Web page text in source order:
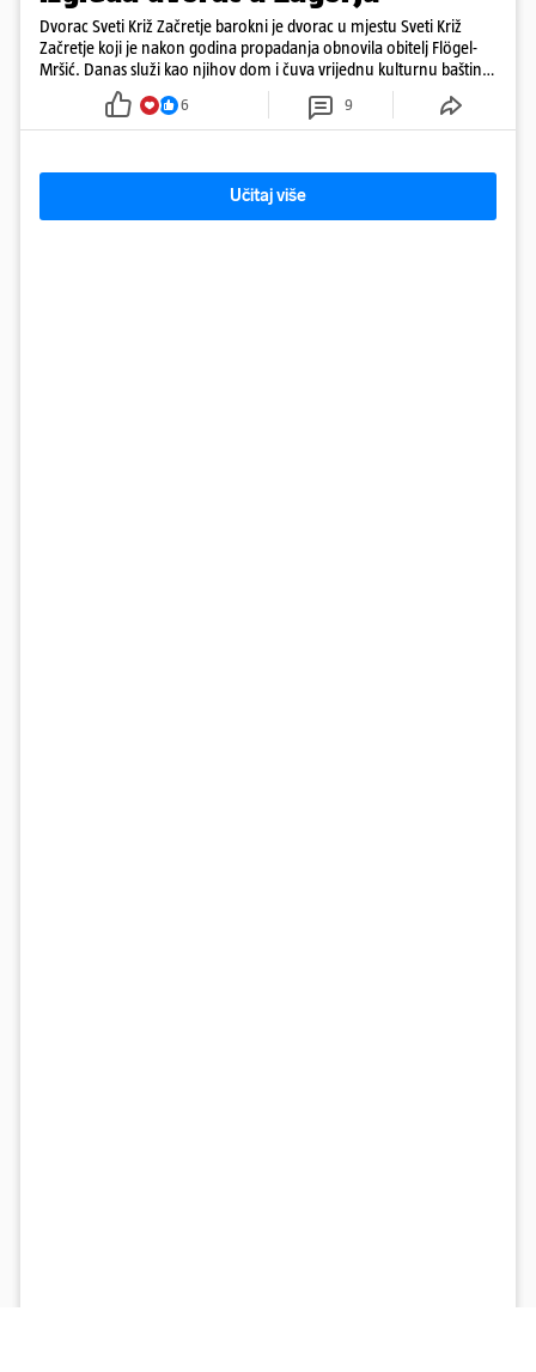
Dvorac Sveti Križ Začretje barokni je dvorac u mjestu Sveti Križ
Začretje koji je nakon godina propadanja obnovila obitelj Flögel-
Mršić. Danas služi kao njihov dom i čuva vrijednu kulturnu baštinu
davno zaboravljenog vremena
6 9
Učitaj više